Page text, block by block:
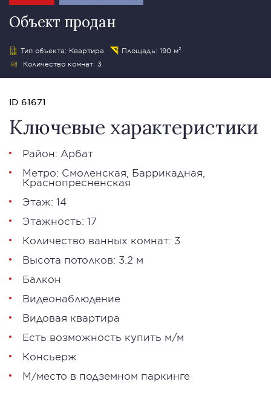
Объект продан
Тип объекта: Квартира
Площадь: 190 м²
Количество комнат: 3
ID 61671
Ключевые характеристики
Район: Арбат
Метро: Смоленская Баррикадная
Краснопресненская
Этаж: 14
Этажность: 17
Количество ванных комнат: 3
Высота потолков: 3.2 м
Балкон
Видеонаблюдение
Видовая квартира
Есть возможность купить м/м
Консьерж
М/место в подземном паркинге